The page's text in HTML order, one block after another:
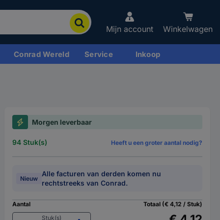
Mijn account Winkelwagen
Conrad Wereld Service Inkoop
Morgen leverbaar
94 Stuk(s) Heeft u een groter aantal nodig?
Nieuw
Alle facturen van derden komen nu
rechtstreeks van Conrad.
Aantal
Stuk(s)
Totaal (€ 4,12 / Stuk)